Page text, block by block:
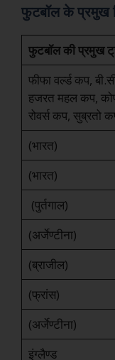
फुटबॉल के प्रमुख
फुटबॉल की प्रमुख
फीफा वर्ल्ड कप,
हजरत महल कप,
रोवर्स कप, सुब्रतो
(भारत)
(भारत)
(पुर्तगाल)
(अर्जेण्टीना)
(ब्राजील)
(फ्रांस)
(अर्जेण्टीना)
इंग्लैण्ड